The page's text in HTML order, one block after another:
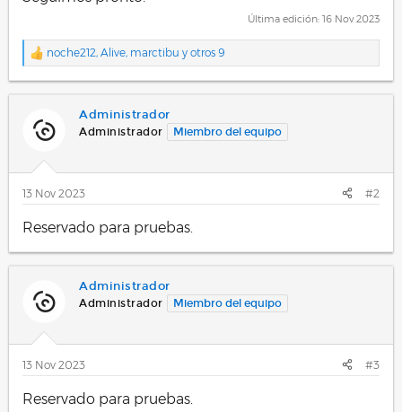
Última edición: 16 Nov 2023
R
a
e
s
:
noche212, Alive, marctibu y otros 9
Administrador
Administrador Miembro del equipo
13 Nov 2023 #2
Reservado para pruebas.
Administrador
Administrador Miembro del equipo
13 Nov 2023 #3
Reservado para pruebas.